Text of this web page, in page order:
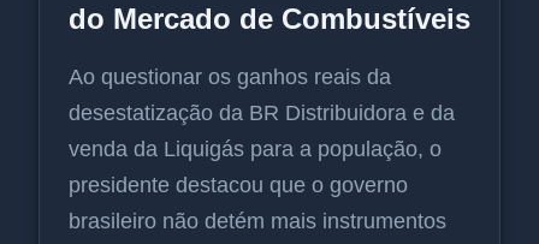
do Mercado de Combustíveis
Ao questionar os ganhos reais da
desestatização da BR Distribuidora e da
venda da Liquigás para a população, o
presidente destacou que o governo
brasileiro não detém mais instrumentos